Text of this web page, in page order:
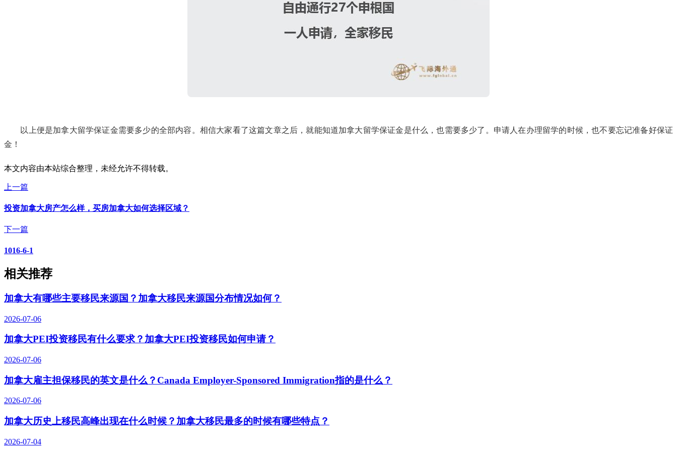
以上便是加拿大留学保证金需要多少的全部内容。相信大家看了这篇文章之后，就能知道加拿大留学保证金是什么，也需要多少了。申请人在办理留学的时候，也不要忘记准备好保证
金！
本文内容由本站综合整理，未经允许不得转载。
上一篇
投资加拿大房产怎么样，买房加拿大如何选择区域？
下一篇
1016-6-1
相关推荐
加拿大有哪些主要移民来源国？加拿大移民来源国分布情况如何？
2026-07-06
加拿大PEI投资移民有什么要求？加拿大PEI投资移民如何申请？
2026-07-06
加拿大雇主担保移民的英文是什么？Canada Employer-Sponsored Immigration指的是什么？
2026-07-06
加拿大历史上移民高峰出现在什么时候？加拿大移民最多的时候有哪些特点？
2026-07-04